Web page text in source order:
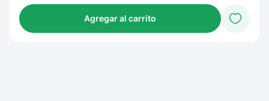
Agregar al carrito